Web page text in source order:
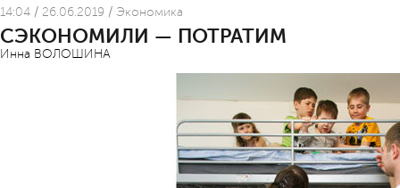
14:04 / 26.06.2019 / Экономика
СЭКОНОМИЛИ — ПОТРАТИМ
Инна ВОЛОШИНА